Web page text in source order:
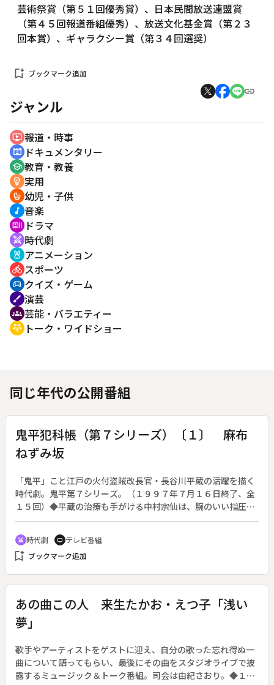
芸術祭賞（第５１回優秀賞）、日本民間放送連盟賞
（第４５回報道番組優秀）、放送文化基金賞（第２３
回本賞）、ギャラクシー賞（第３４回選奨）
bookmark_add ブックマーク追加
ジャンル
ondemand_video 報道・時事
cinematic_blur ドキュメンタリー
school 教育・教養
emoji_objects 実用
crib 幼児・子供
music_note 音楽
recent_actors ドラマ
swords 時代劇
cruelty_free アニメーション
directions_bike スポーツ
sports_esports クイズ・ゲーム
brush 演芸
groups 芸能・バラエティー
adaptive_audio_mic トーク・ワイドショー
同じ年代の公開番組
鬼平犯科帳（第７シリーズ）〔１〕 麻布
ねずみ坂
「鬼平」こと江戸の火付盗賊改長官・長谷川平蔵の活躍を描く
時代劇。鬼平第７シリーズ。（１９９７年７月１６日終了、全
１５回）◆平蔵の治療も手がける中村宗仙は、腕のいい指圧
師。そんな宗仙の麻布ねずみ坂の家に、白子屋菊右衛門の手下
である浪人・石島が出入りしていた。宗仙はかつて白子屋の
妾・お八重と深い仲になり、それを知った白子屋から「３年以
内に５００両払えばお八重をやる」と言われ、石島を通じて金
ンスピレーション」
swords 時代劇 tv テレビ番組
bookmark_add ブックマーク追加
あの曲この人 来生たかお・えつ子「浅い
夢」
歌手やアーティストをゲストに迎え、自分の歌った忘れ得ぬ一
曲について語ってもらい、最後にその曲をスタジオライブで披
露するミュージック＆トーク番組。司会は由紀さおり。◆１９